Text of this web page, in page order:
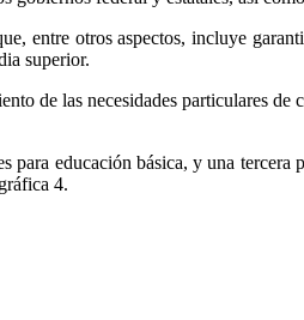
entre otros aspectos, incluye
superior.
de las necesidades particulares
educación básica, y una tercera
4.